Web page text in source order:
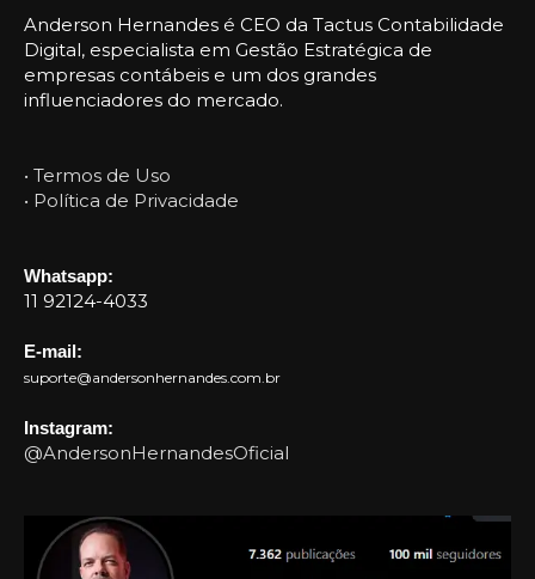
Anderson Hernandes é CEO da Tactus Contabilidade
Digital, especialista em Gestão Estratégica de
empresas contábeis e um dos grandes
influenciadores do mercado.
• Termos de Uso
• Política de Privacidade
Whatsapp:
11 92124-4033
E-mail:
suporte@andersonhernandes.com.br
Instagram:
@AndersonHernandesOficial